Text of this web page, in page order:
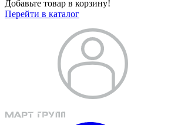
Добавьте товар в корзину!
Перейти в каталог